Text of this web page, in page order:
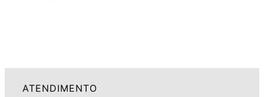
ATENDIMENTO